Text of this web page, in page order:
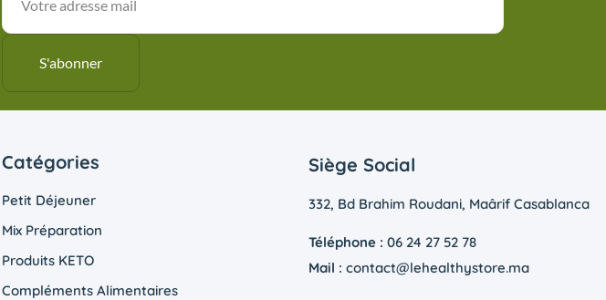
Catégories
Petit Déjeuner
Mix Préparation
Produits KETO
Compléments Alimentaires
Siège Social
332, Bd Brahim Roudani, Maârif Casablanca
Téléphone : 06 24 27 52 78
Mail : contact@lehealthystore.ma